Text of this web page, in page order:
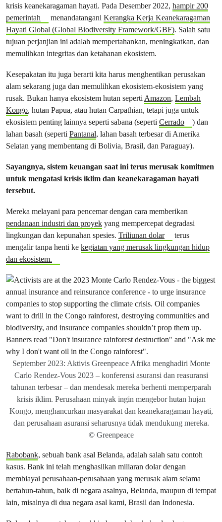
krisis keanekaragaman hayati. Pada Desember 2022, hampir 200
pemerintah
menandatangani Kerangka Kerja Keanekaragaman
Hayati Global (Global Biodiversity Framework/GBF). Salah satu
tujuan perjanjian ini adalah mempertahankan, meningkatkan, dan
memulihkan integritas dan ketahanan ekosistem.
Kesepakatan itu juga berarti kita harus menghentikan perusakan
alam sekarang juga dan memulihkan ekosistem-ekosistem yang
rusak. Bukan hanya ekosistem hutan sepertiAmazon, Lembah
Kongo, hutan Papua, atau hutan Carpathian, tetapi juga untuk
ekosistem penting lainnya seperti sabana (seperti Cerrado
) dan
lahan basah (seperti Pantanal, lahan basah terbesar di Amerika
Selatan yang membentang di Bolivia, Brasil, dan Paraguay).
Sayangnya, sistem keuangan saat ini terus merusak komitmen
untuk mengatasi krisis iklim dan keanekaragaman hayati
tersebut.
Mereka melayani para pencemar dengan cara memberikan
pendanaan industri dan proyek yang mempercepat degradasi
lingkungan dan kepunahan spesies. Triliunan dolar
terus
mengalir tanpa henti ke kegiatan yang merusak lingkungan hidup
dan ekosistem.
September 2023: Aktivis Greenpeace Afrika menghadiri Monte
Carlo Rendez-Vous 2023 – konferensi asuransi dan reasuransi
tahunan terbesar – dan mendesak mereka berhenti memperparah
krisis iklim. Perusahaan minyak ingin mengebor hutan hujan
Kongo, menghancurkan masyarakat dan keanekaragaman hayati,
dan perusahaan asuransi seharusnya tidak mendukung mereka.
© Greenpeace
Rabobank, sebuah bank asal Belanda, adalah salah satu contoh
kasus. Bank ini telah menghasilkan miliaran dolar dengan
membiayai perusahaan-perusahaan yang merusak alam selama
bertahun-tahun, baik di negara asalnya, Belanda, maupun di tempat
lain, misalnya di dua negara asal kami, Brasil dan Indonesia.